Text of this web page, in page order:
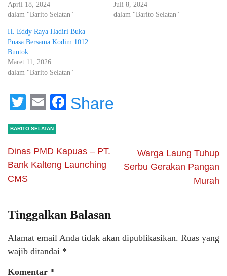
April 18, 2024
dalam "Barito Selatan"
Juli 8, 2024
dalam "Barito Selatan"
H. Eddy Raya Hadiri Buka
Puasa Bersama Kodim 1012
Buntok
Maret 11, 2026
dalam "Barito Selatan"
Twitter
EmailFacebook
Share
BARITO SELATAN
Dinas PMD Kapuas – PT.
Bank Kalteng Launching
CMS
Warga Laung Tuhup
Serbu Gerakan Pangan
Murah
Tinggalkan Balasan
Alamat email Anda tidak akan dipublikasikan. Ruas yang
wajib ditandai *
Komentar *